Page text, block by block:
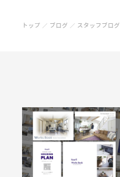
トップ ／ ブログ ／ スタッフブログ